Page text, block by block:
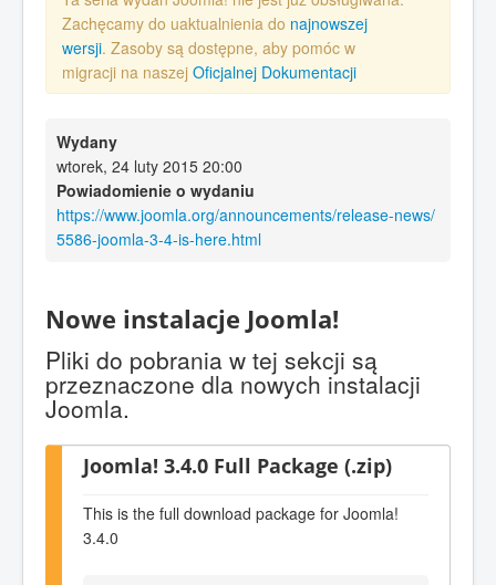
Zachęcamy do uaktualnienia do najnowszej
wersji. Zasoby są dostępne, aby pomóc w
migracji na naszej Oficjalnej Dokumentacji
Wydany
wtorek, 24 luty 2015 20:00
Powiadomienie o wydaniu
https://www.joomla.org/announcements/release-news/
5586-joomla-3-4-is-here.html
Nowe instalacje Joomla!
Pliki do pobrania w tej sekcji są
przeznaczone dla nowych instalacji
Joomla.
Joomla! 3.4.0 Full Package (.zip)
This is the full download package for Joomla!
3.4.0